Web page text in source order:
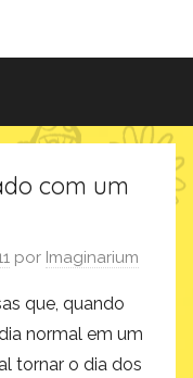
com um
por Imaginarium
que, quando
normal em um
tornar o dia dos